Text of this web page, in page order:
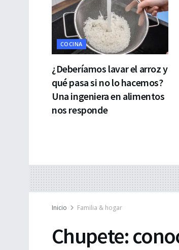
COCINA
¿Deberíamos lavar el arroz y
qué pasa si no lo hacemos?
Una ingeniera en alimentos
nos responde
Inicio Familia & hogar
Chupete: